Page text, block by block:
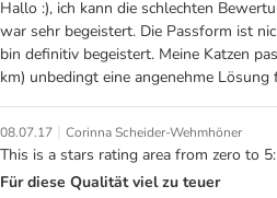
Hallo :), ich kann die schlechten
war sehr begeistert. Die Passform ist
bin definitiv begeistert. Meine Katzen
km) unbedingt eine angenehme
08.07.17 | Corinna Scheider-Wehmhöner
This is a stars rating area from zero to
Für diese Qualität viel zu teuer